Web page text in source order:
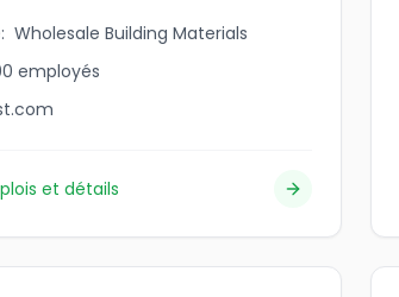
: Wholesale Building Materials
employés
et détails